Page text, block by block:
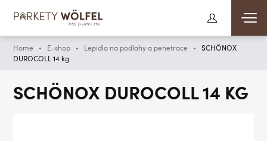
Home E-shop Lepidla na podlahy a penetrace
SCHÖNOX
DUROCOLL 14 kg
SCHÖNOX DUROCOLL 14 KG